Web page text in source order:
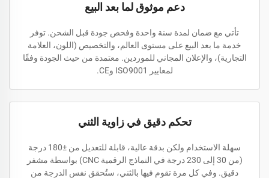
دعم موثوق لما بعد البيع
تأتي مع ضمان لمدة سنة واحدة وفحص جودة قبل الشحن. توفر
خدمة ما بعد البيع على مستوى العالم، والتخصيص (اللون، العلامة
التجارية)، والإعلان المجاني للموردين. معتمدة من حيث الجودة وفقًا
لمعايير ISO9001 وCE.
تحكم دقيق في زاوية الثني
سهلة الاستخدام ولكن بدقة عالية، قابلة للتعديل من ±180 درجة
(من 30 إلى 230 درجة في النماذج الرقمية CNC) بواسطة مشفر
دقيق. وفي كل مرة تقوم فيها بالثني، ستُحقق نفس الدرجة من